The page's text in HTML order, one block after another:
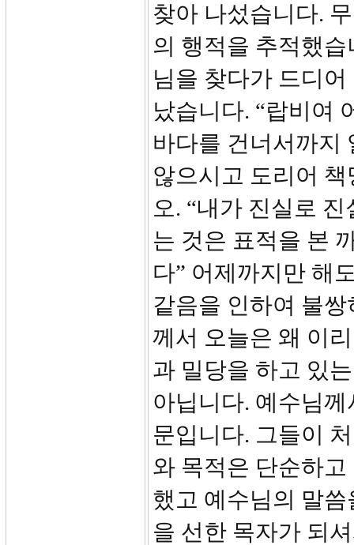
찾아 나섰습니다.
의 행적을 추적했
님을 찾다가 드디
났습니다. “랍비여
바다를 건너서까지
않으시고 도리어
오. “내가 진실로
는 것은 표적을 본
다” 어제까지만 해
같음을 인하여 불
께서 오늘은 왜 이
과 밀당을 하고 있
아닙니다. 예수님
문입니다. 그들이
와 목적은 단순하
했고 예수님의 말
을 선한 목자가 되